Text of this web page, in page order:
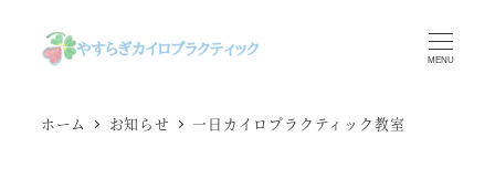
MENU
ホーム お知らせ 一日カイロプラクティック教室